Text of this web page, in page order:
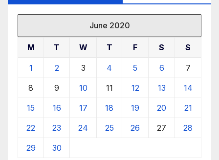
June 2020
M T W T F S S
1 2 3 4 5 6 7
8 9 10 11 12 13 14
15 16 17 18 19 20 21
22 23 24 25 26 27 28
29 30